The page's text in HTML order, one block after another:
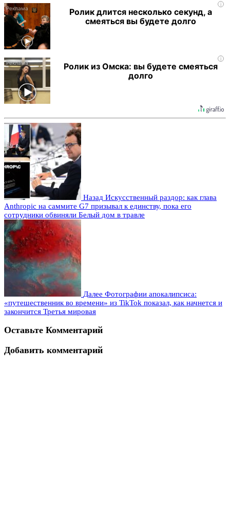
i
Ролик длится несколько секунд, а
смеяться вы будете долго
i
Ролик из Омска: вы будете смеяться
долго
Назад Искусственный раздор: как глава
Anthropic на саммите G7 призывал к единству, пока его
сотрудники обвиняли Белый дом в травле
Далее Фотографии апокалипсиса:
«путешественник во времени» из TikTok показал, как начнется и
закончится Третья мировая
Оставьте Комментарий
Добавить комментарий